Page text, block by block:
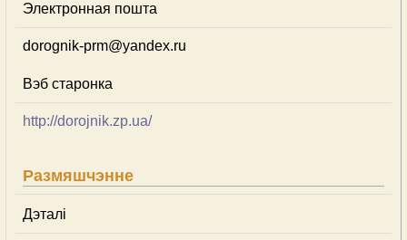
Электронная пошта
dorognik-prm@yandex.ru
Вэб старонка
http://dorojnik.zp.ua/
Размяшчэнне
Дэталі